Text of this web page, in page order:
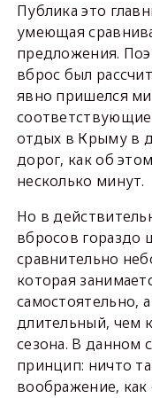
Публика это
умеющая
предложения.
вброс был
явно пришелся
отдых в Крыму в
дорог, как об
несколько минут.
Но в
вбросов гораздо
сравнительно
которая
самостоятельно,
длительный, чем
сезона. В данном
принцип: ничто
воображение, как